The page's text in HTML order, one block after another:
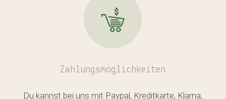
Zahlungsmöglichkeiten
Du kannst bei uns mit Paypal, Kreditkarte, Klarna,